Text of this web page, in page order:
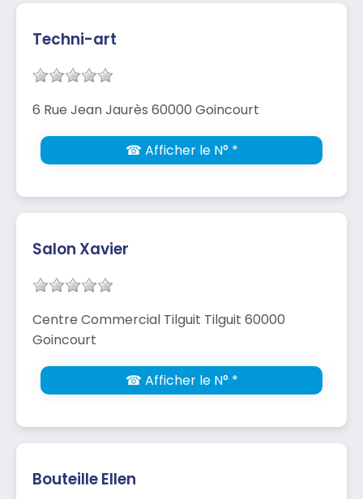
Techni-art
6 Rue Jean Jaurès 60000 Goincourt
☎ Afficher le N° *
Salon Xavier
Centre Commercial Tilguit Tilguit 60000
Goincourt
☎ Afficher le N° *
Bouteille Ellen